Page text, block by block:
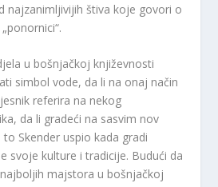
najzanimljivijih štiva koje govori o
u bošnjačkoj književnosti
simbol vode, da li na onaj način
referira na nekog
da li gradeći na sasvim nov
Skender uspio kada gradi
svoje kulture i tradicije. Budući da
majstora u bošnjačkoj